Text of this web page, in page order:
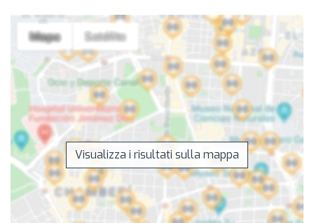
Visualizza i risultati sulla mappa